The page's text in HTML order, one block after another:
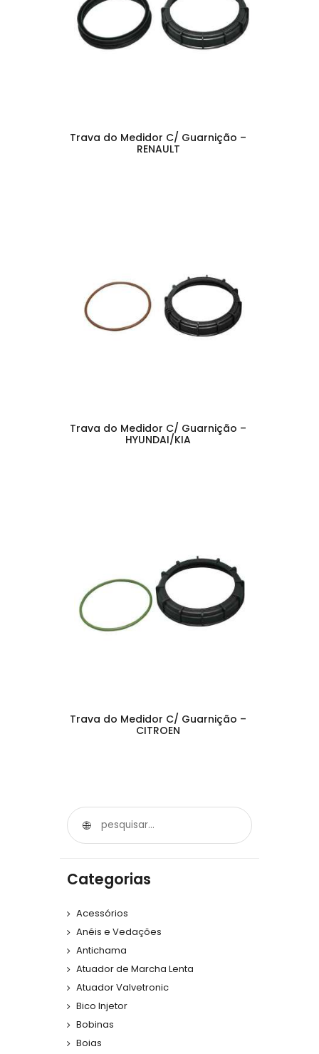
Trava do Medidor C/ Guarnição –
RENAULT
Trava do Medidor C/ Guarnição –
HYUNDAI/KIA
Trava do Medidor C/ Guarnição –
CITROEN
Categorias
Acessórios
Anéis e Vedações
Antichama
Atuador de Marcha Lenta
Atuador Valvetronic
Bico Injetor
Bobinas
Boias